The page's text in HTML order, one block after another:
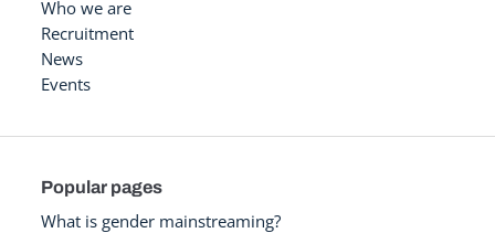
Who we are
Recruitment
News
Events
Popular pages
What is gender mainstreaming?